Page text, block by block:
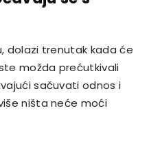
dolazi trenutak kada će
možda prećutkivali
sačuvati odnos i
ništa neće moći